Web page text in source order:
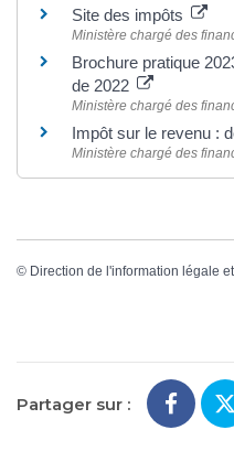
Site des impôts
Ministère chargé des
Brochure pratique
de 2022
Ministère chargé des
Impôt sur le revenu :
Ministère chargé des
© Direction de l'information légale
Partager sur :